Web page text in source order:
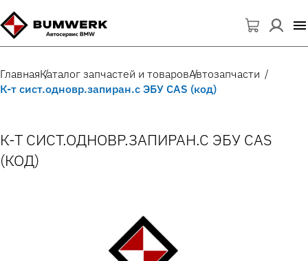
ГлавнаяКаталог запчастей и товаровАвтозапчасти
К-т сист.одновр.запиран.с ЭБУ CAS (код)
К-Т СИСТ.ОДНОВР.ЗАПИРАН.С ЭБУ CAS
(КОД)